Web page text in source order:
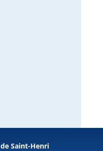
Saint-Henri